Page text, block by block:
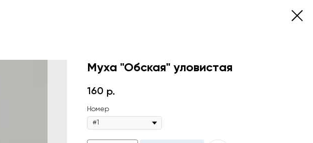
Муха "Обская" уловистая
160 р.
Номер